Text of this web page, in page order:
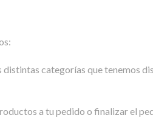
categorías que tenemos
a tu pedido o finalizar el